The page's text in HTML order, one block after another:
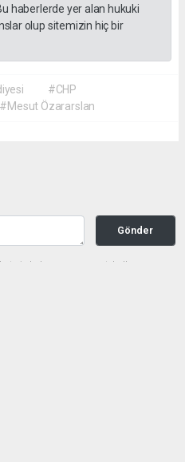
haberlerde yer alan hukuki
olup sitemizin hiç bir
#CHP
#Mesut Özararslan
Gönder
etmiş bulunuyor ve gazetehalk.com